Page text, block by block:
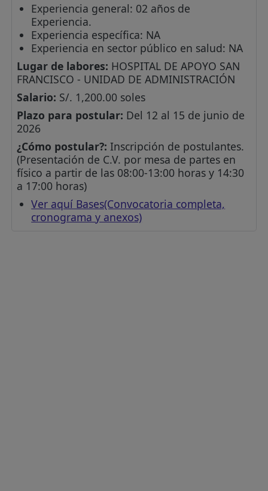
Experiencia general: 02 años de
Experiencia.
Experiencia específica: NA
Experiencia en sector público en salud: NA
Lugar de labores: HOSPITAL DE APOYO SAN
FRANCISCO - UNIDAD DE ADMINISTRACIÓN
Salario: S/. 1,200.00 soles
Plazo para postular: Del 12 al 15 de junio de
2026
¿Cómo postular?: Inscripción de postulantes.
(Presentación de C.V. por mesa de partes en
físico a partir de las 08:00-13:00 horas y 14:30
a 17:00 horas)
Ver aquí Bases(Convocatoria completa,
cronograma y anexos)